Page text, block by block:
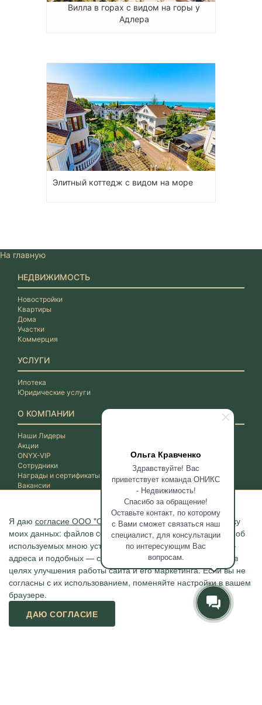
Ольга Кравченко
Здравствуйте! Вас
приветствует команда ОНИКС
- Недвижимость!
Спасибо за обращение!
Оставьте контакт, по которому
с Вами сможет связаться наш
специалист, для консультации
по интересующим Вас
вопросам.
Вилла в горах с видом на горы у
Адлера
Элитный коттедж с видом на море
Я даю согласие ООО "ОНИКС-Недвижимость"на обработку
моих данных: файлов cookie, сведений о моих действиях, об
используемых мною устройствах, даты и время сессии, IP-
адреса и подобных — с помощью метрических программ в
целях улучшения работы сайта и его маркетинга. Если вы не
согласны с их использованием, поменяйте настройки в вашем
браузере.
ДАЮ СОГЛАСИЕ
На главную
НЕДВИЖИМОСТЬ
Новостройки
Квартиры
Дома
Участки
Коммерция
УСЛУГИ
Ипотека
Юридические услуги
О КОМПАНИИ
Наши Лидеры
Акции
ONYX-VIP
Сотрудники
Награды и сертификаты
Вакансии
НАШИМ КЛИЕНТАМ
Новости
Журнал "Путеводитель"
Полезные статьи
Карта